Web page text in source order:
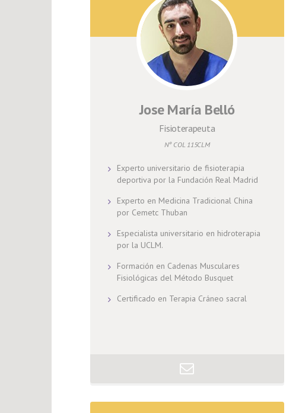
Jose María Belló
Fisioterapeuta
Nº COL 115CLM
Experto universitario de fisioterapia
deportiva por la Fundación Real Madrid
Experto en Medicina Tradicional China
por Cemetc Thuban
Especialista universitario en hidroterapia
por la UCLM.
Formación en Cadenas Musculares
Fisiológicas del Método Busquet
Certificado en Terapia Cráneo sacral